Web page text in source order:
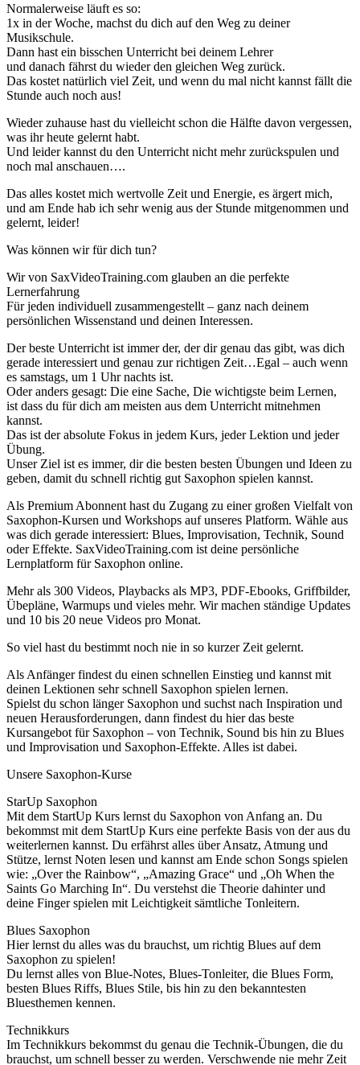
Normalerweise läuft es so:
1x in der Woche, machst du dich auf den Weg zu deiner
Musikschule.
Dann hast ein bisschen Unterricht bei deinem Lehrer
und danach fährst du wieder den gleichen Weg zurück.
Das kostet natürlich viel Zeit, und wenn du mal nicht kannst fällt die
Stunde auch noch aus!
Wieder zuhause hast du vielleicht schon die Hälfte davon vergessen,
was ihr heute gelernt habt.
Und leider kannst du den Unterricht nicht mehr zurückspulen und
noch mal anschauen….
Das alles kostet mich wertvolle Zeit und Energie, es ärgert mich,
und am Ende hab ich sehr wenig aus der Stunde mitgenommen und
gelernt, leider!
Was können wir für dich tun?
Wir von SaxVideoTraining.com glauben an die perfekte
Lernerfahrung
Für jeden individuell zusammengestellt – ganz nach deinem
persönlichen Wissenstand und deinen Interessen.
Der beste Unterricht ist immer der, der dir genau das gibt, was dich
gerade interessiert und genau zur richtigen Zeit…Egal – auch wenn
es samstags, um 1 Uhr nachts ist.
Oder anders gesagt: Die eine Sache, Die wichtigste beim Lernen,
ist dass du für dich am meisten aus dem Unterricht mitnehmen
kannst.
Das ist der absolute Fokus in jedem Kurs, jeder Lektion und jeder
Übung.
Unser Ziel ist es immer, dir die besten besten Übungen und Ideen zu
geben, damit du schnell richtig gut Saxophon spielen kannst.
Als Premium Abonnent hast du Zugang zu einer großen Vielfalt von
Saxophon-Kursen und Workshops auf unseres Platform. Wähle aus
was dich gerade interessiert: Blues, Improvisation, Technik, Sound
oder Effekte. SaxVideoTraining.com ist deine persönliche
Lernplatform für Saxophon online.
Mehr als 300 Videos, Playbacks als MP3, PDF-Ebooks, Griffbilder,
Übepläne, Warmups und vieles mehr. Wir machen ständige Updates
und 10 bis 20 neue Videos pro Monat.
So viel hast du bestimmt noch nie in so kurzer Zeit gelernt.
Als Anfänger findest du einen schnellen Einstieg und kannst mit
deinen Lektionen sehr schnell Saxophon spielen lernen.
Spielst du schon länger Saxophon und suchst nach Inspiration und
neuen Herausforderungen, dann findest du hier das beste
Kursangebot für Saxophon – von Technik, Sound bis hin zu Blues
und Improvisation und Saxophon-Effekte. Alles ist dabei.
Unsere Saxophon-Kurse
StarUp Saxophon
Mit dem StartUp Kurs lernst du Saxophon von Anfang an. Du
bekommst mit dem StartUp Kurs eine perfekte Basis von der aus du
weiterlernen kannst. Du erfährst alles über Ansatz, Atmung und
Stütze, lernst Noten lesen und kannst am Ende schon Songs spielen
wie: „Over the Rainbow“, „Amazing Grace“ und „Oh When the
Saints Go Marching In“. Du verstehst die Theorie dahinter und
deine Finger spielen mit Leichtigkeit sämtliche Tonleitern.
Blues Saxophon
Hier lernst du alles was du brauchst, um richtig Blues auf dem
Saxophon zu spielen!
Du lernst alles von Blue-Notes, Blues-Tonleiter, die Blues Form,
besten Blues Riffs, Blues Stile, bis hin zu den bekanntesten
Bluesthemen kennen.
Technikkurs
Im Technikkurs bekommst du genau die Technik-Übungen, die du
brauchst, um schnell besser zu werden. Verschwende nie mehr Zeit